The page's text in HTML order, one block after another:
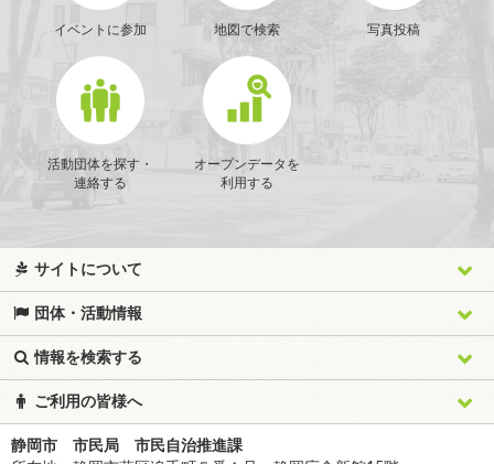
イベントに参加 地図で検索 写真投稿
活動団体を探す・
連絡する
オープンデータを
利用する
サイトについて
団体・活動情報
情報を検索する
ご利用の皆様へ
静岡市 市民局 市民自治推進課